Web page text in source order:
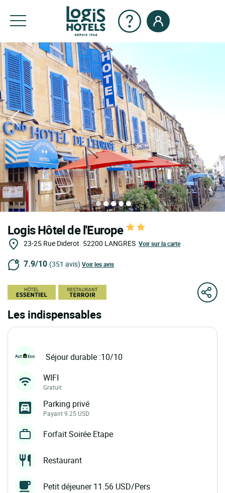
Logis Hôtel de l'Europe
23-25 Rue Diderot. 52200 LANGRES Voir sur la carte
7.9/10 (351 avis) Voir les avis
Les indispensables
Séjour durable :10/10
WIFI
Gratuit
Parking privé
Payant 9.25 USD
Forfait Soirée Etape
Restaurant
Petit déjeuner 11.56 USD/Pers